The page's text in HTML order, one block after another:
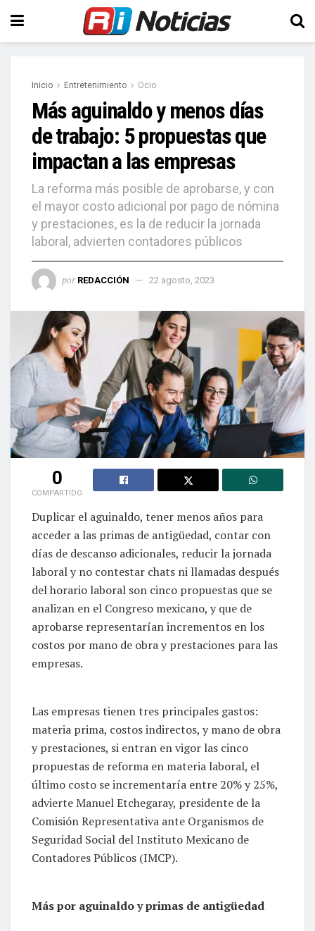
Inicio Entretenimiento Ocio
Más aguinaldo y menos días
de trabajo: 5 propuestas que
impactan a las empresas
La reforma más posible de aprobarse, y con
el mayor costo adicional por pago de nómina
y prestaciones, es la de reducir la jornada
laboral, advierten contadores públicos
por REDACCIÓN 22 agosto, 2023
0
COMPARTIDO
Duplicar el aguinaldo, tener menos años para
acceder a las primas de antigüedad, contar con
días de descanso adicionales, reducir la jornada
laboral y no contestar chats ni llamadas después
del horario laboral son cinco propuestas que se
analizan en el Congreso mexicano, y que de
aprobarse representarían incrementos en los
costos por mano de obra y prestaciones para las
empresas.
Las empresas tienen tres principales gastos:
materia prima, costos indirectos, y mano de obra
y prestaciones, si entran en vigor las cinco
propuestas de reforma en materia laboral, el
último costo se incrementaría entre 20% y 25%,
advierte Manuel Etchegaray, presidente de la
Comisión Representativa ante Organismos de
Seguridad Social del Instituto Mexicano de
Contadores Públicos (IMCP).
Más por aguinaldo y primas de antigüedad